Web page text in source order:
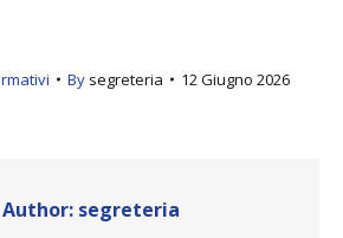
By segreteria 12 Giugno 2026
Author: segreteria